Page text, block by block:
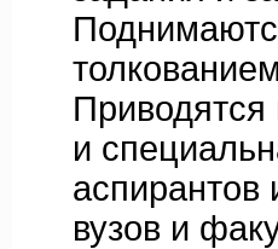
и
аспирантов
вузов и